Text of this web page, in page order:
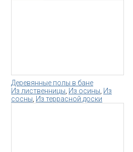
Деревянные полы в бане
Из лиственницы Из осины Из
сосны Из террасной доски